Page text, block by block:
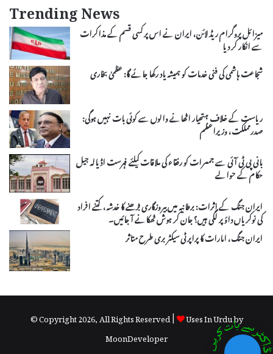
Trending News
میزائل پروگرام ریڈ لائن، ایران نے اس پر کسی قسم کے مذاکرات
سے انکار کر دیا
شجاعت ہاشمی کی فنی خدمات کو ہمیشہ یاد رکھا جائے گا: عظمیٰ بخاری
ریاست کے خلاف ہتھیار اٹھانے والوں سے کوئی بات نہیں ہوگی:
صدرمملکت، وزیراعظم
بانی پی ٹی آئی سے جمعرات کو رفقاء کی ملاقات کیلئے فہرست اڈیالہ جیل
حکام کے حوالے
ایران جنگ کے اثرات: برطانیہ میں بیروزگاری بڑھنے کا خدشہ، کتنے افراد
کی نوکریاں داؤ پر لگی ہیں؟ جان کر ہوش ٹھکانے آ جائیں۔
ایران جنگ، امارات کا پراپرٹی سیکٹر بری طرح متاثر
© Copyright 2026, All Rights Reserved |
Uses In Urdu by
MoonDeveloper